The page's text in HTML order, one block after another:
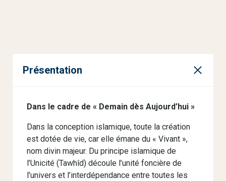
Présentation
Dans le cadre de « Demain dès Aujourd’hui »
Dans la conception islamique, toute la création
est dotée de vie, car elle émane du « Vivant »,
nom divin majeur. Du principe islamique de
l’Unicité (Tawhîd) découle l’unité foncière de
l’univers et l’interdépendance entre toutes les